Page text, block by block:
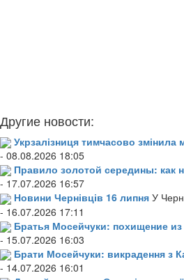
Другие новости:
Укрзалізниця тимчасово змінила
- 08.08.2026 18:05
Правило золотой середины: как
- 17.07.2026 16:57
Новини Чернівців 16 липня У
- 16.07.2026 17:11
Братья Мосейчуки: похищение
- 15.07.2026 16:03
Брати Мосейчуки: викрадення з
- 14.07.2026 16:01